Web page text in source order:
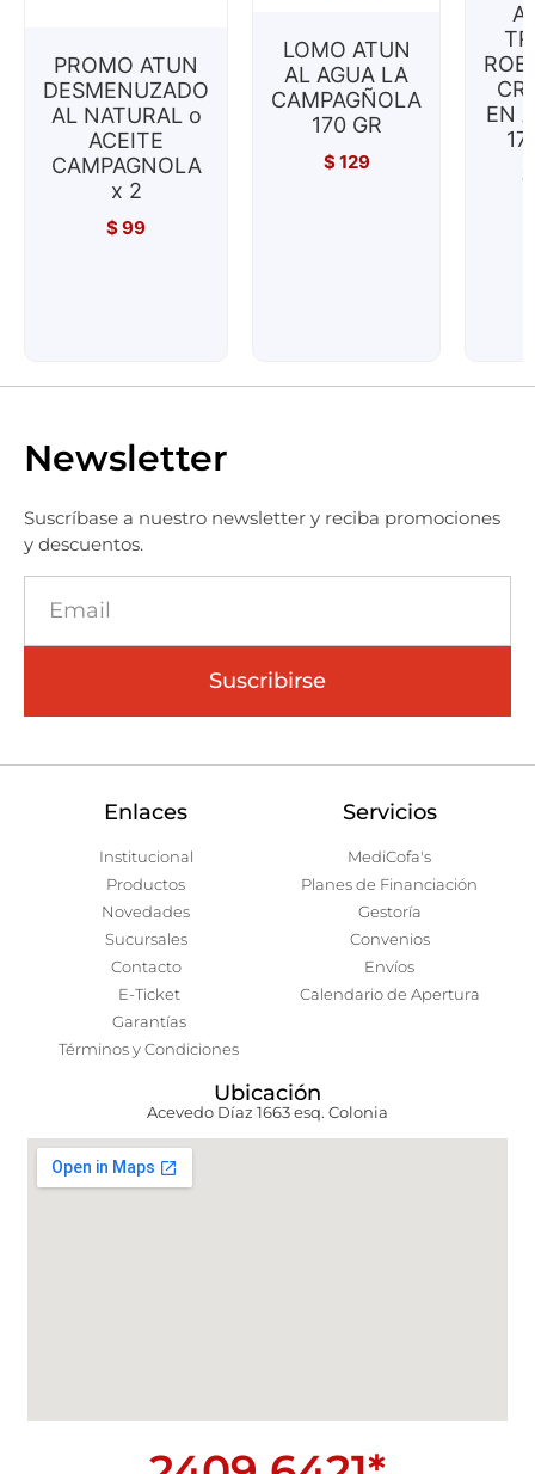
PROMO ATUN
DESMENUZADO
AL NATURAL o
ACEITE
CAMPAGNOLA
x 2
$99
LOMO ATUN
AL AGUA LA
CAMPAGÑOLA
170 GR
$129
EN
$
Newsletter
Suscríbase a nuestro newsletter y reciba promociones
y descuentos.
Suscribirse
Enlaces
Institucional
Productos
Novedades
Sucursales
Contacto
E-Ticket
Garantías
Términos y Condiciones
Servicios
MediCofa's
Planes de Financiación
Gestoría
Convenios
Envíos
Calendario de Apertura
Ubicación
Acevedo Díaz 1663 esq. Colonia